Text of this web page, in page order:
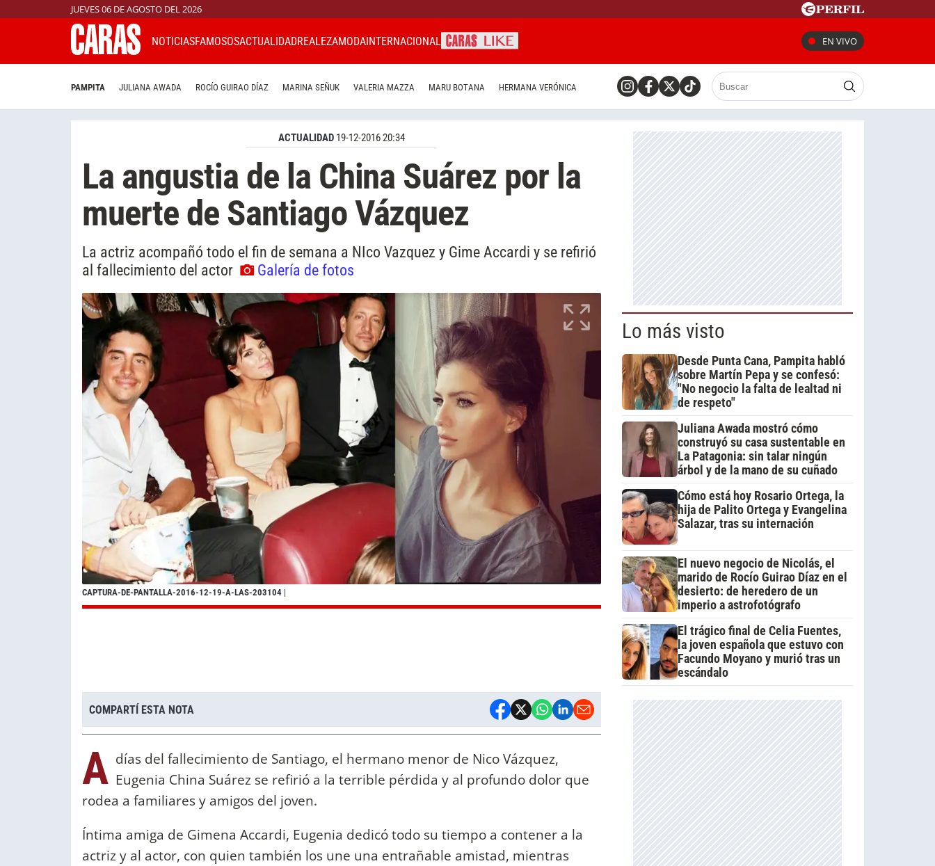
JUEVES 06 DE AGOSTO DEL 2026
NOTICIASFAMOSOSACTUALIDADREALEZAMODAINTERNACIONAL EN VIVO
PAMPITA JULIANA AWADA ROCÍO GUIRAO DÍAZ MARINA SEÑUK VALERIA MAZZA MARU BOTANA HERMANA VERÓNICA
ACTUALIDAD 19-12-2016 20:34
La angustia de la China Suárez por la
muerte de Santiago Vázquez
La actriz acompañó todo el fin de semana a NIco Vazquez y Gime Accardi y se refirió
al fallecimiento del actor
Galería de fotos
CAPTURA-DE-PANTALLA-2016-12-19-A-LAS-203104 |
COMPARTÍ ESTA NOTA
A días del fallecimiento de Santiago, el hermano menor de Nico Vázquez,
Eugenia China Suárez se refirió a la terrible pérdida y al profundo dolor que
rodea a familiares y amigos del joven.
Íntima amiga de Gimena Accardi, Eugenia dedicó todo su tiempo a contener a la
actriz y al actor, con quien también los une una entrañable amistad, mientras
Lo más visto
Desde Punta Cana, Pampita habló
sobre Martín Pepa y se confesó:
"No negocio la falta de lealtad ni
de respeto"
Juliana Awada mostró cómo
construyó su casa sustentable en
La Patagonia: sin talar ningún
árbol y de la mano de su cuñado
Cómo está hoy Rosario Ortega, la
hija de Palito Ortega y Evangelina
Salazar, tras su internación
El nuevo negocio de Nicolás, el
marido de Rocío Guirao Díaz en el
desierto: de heredero de un
imperio a astrofotógrafo
El trágico final de Celia Fuentes,
la joven española que estuvo con
Facundo Moyano y murió tras un
escándalo